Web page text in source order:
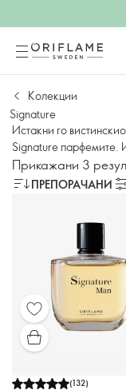
Колекции
Signature
Истакни го
Signature парфемите.
Прикажани 3
ПРЕПОРАЧАНИ
(132)